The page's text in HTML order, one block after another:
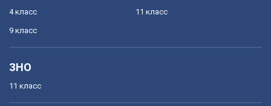
4 класс
9 класс
11 класс
ЗНО
11 класс